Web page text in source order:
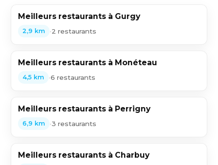
Meilleurs restaurants à Gurgy
2,9 km •2 restaurants
Meilleurs restaurants à Monéteau
4,5 km •6 restaurants
Meilleurs restaurants à Perrigny
6,9 km •3 restaurants
Meilleurs restaurants à Charbuy